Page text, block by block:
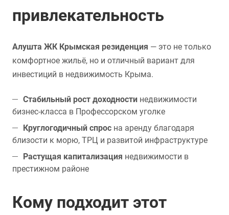
привлекательность
Алушта ЖК Крымская резиденция — это не только
комфортное жильё, но и отличный вариант для
инвестиций в недвижимость Крыма.
Стабильный рост доходности недвижимости
бизнес-класса в Профессорском уголке
Круглогодичный спрос на аренду благодаря
близости к морю, ТРЦ и развитой инфраструктуре
Растущая капитализация недвижимости в
престижном районе
Кому подходит этот